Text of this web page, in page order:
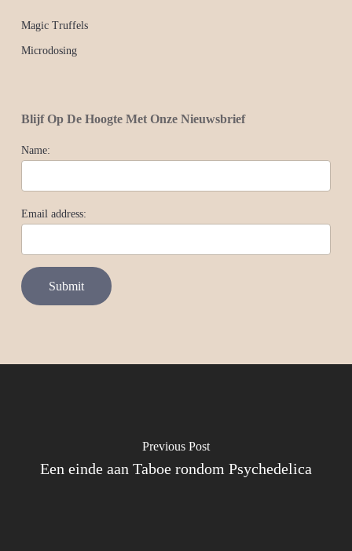
Magic Truffels
Microdosing
Blijf Op De Hoogte Met Onze Nieuwsbrief
Name:
Email address:
Previous Post
Een einde aan Taboe rondom Psychedelica